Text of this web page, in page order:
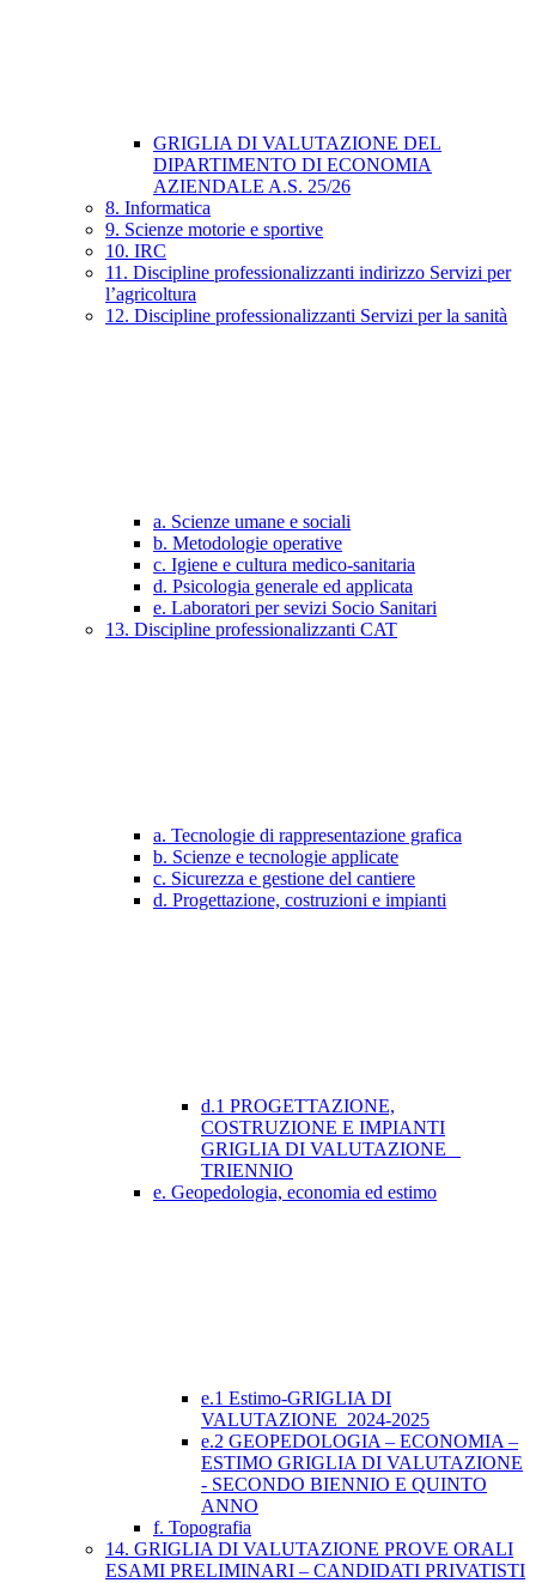
GRIGLIA DI VALUTAZIONE DEL
DIPARTIMENTO DI ECONOMIA
AZIENDALE A.S. 25/26
8. Informatica
9. Scienze motorie e sportive
10. IRC
11. Discipline professionalizzanti indirizzo Servizi per
l’agricoltura
12. Discipline professionalizzanti Servizi per la sanità
a. Scienze umane e sociali
b. Metodologie operative
c. Igiene e cultura medico-sanitaria
d. Psicologia generale ed applicata
e. Laboratori per sevizi Socio Sanitari
13. Discipline professionalizzanti CAT
a. Tecnologie di rappresentazione grafica
b. Scienze e tecnologie applicate
c. Sicurezza e gestione del cantiere
d. Progettazione, costruzioni e impianti
d.1 PROGETTAZIONE,
COSTRUZIONE E IMPIANTI
GRIGLIA DI VALUTAZIONE _
TRIENNIO
e. Geopedologia, economia ed estimo
e.1 Estimo-GRIGLIA DI
VALUTAZIONE_2024-2025
e.2 GEOPEDOLOGIA – ECONOMIA –
ESTIMO GRIGLIA DI VALUTAZIONE
- SECONDO BIENNIO E QUINTO
ANNO
f. Topografia
14. GRIGLIA DI VALUTAZIONE PROVE ORALI
ESAMI PRELIMINARI – CANDIDATI PRIVATISTI